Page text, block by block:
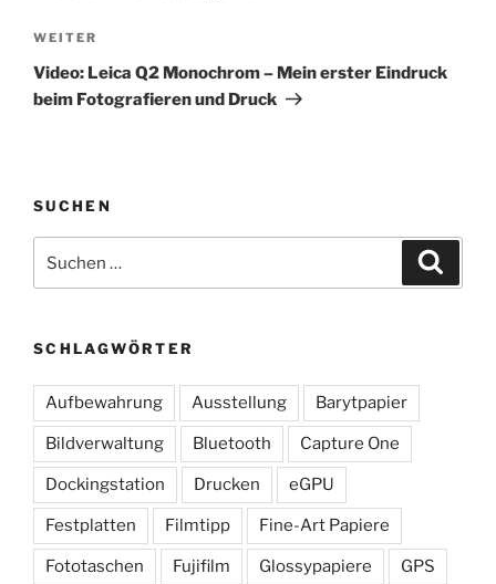
Nächster
Beitrag
WEITER
Video: Leica Q2 Monochrom – Mein erster Eindruck
beim Fotografieren und Druck
SUCHEN
nach:
SCHLAGWÖRTER
Aufbewahrung Ausstellung Barytpapier
Bildverwaltung Bluetooth Capture One
Dockingstation Drucken eGPU
Festplatten Filmtipp Fine-Art Papiere
Fototaschen Fujifilm Glossypapiere GPS